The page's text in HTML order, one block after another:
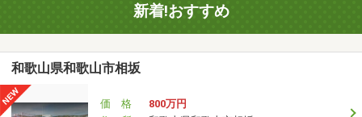
新着!おすすめ
和歌山県和歌山市相坂
価 格
800万円